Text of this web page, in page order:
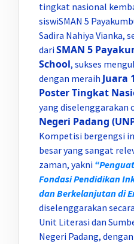
tingkat nasional
siswiSMAN 5
Sadira Nahiya Vianka,
dariSMAN 5
School, sukses
dengan meraih Juara
Poster Tingkat
yang diselenggarakan
Negeri Padang
Kompetisi bergengsi
besar yang sangat
zaman, yakni
Fondasi Pendidikan
dan Berkelanjutan di
diselenggarakan
Unit Literasi dan
Negeri Padang,